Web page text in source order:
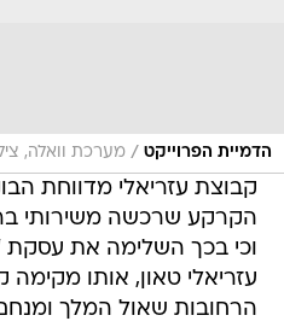
הדמיית הפרוייקט / מערכת וואלה,
קבוצת עזריאלי מדווחת
הקרקע שרכשה משירותי
וכי בכך השלימה את עסקת
עזריאלי טאון, אותו מקימה
הרחובות שאול המלך